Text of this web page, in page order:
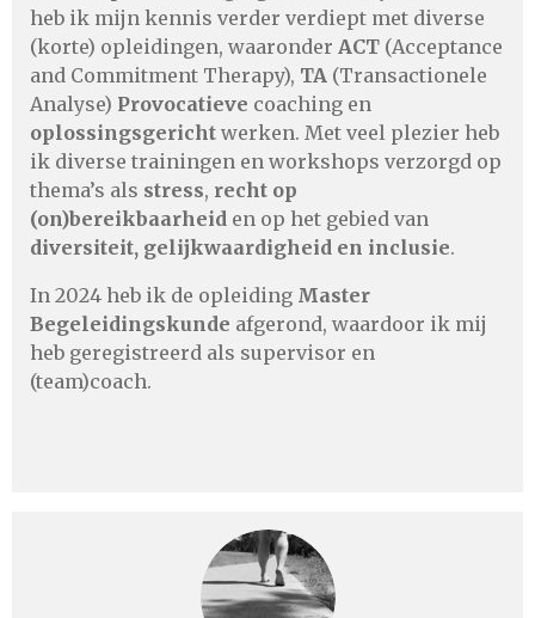
heb ik mijn kennis verder verdiept met diverse
(korte) opleidingen, waaronder ACT (Acceptance
and Commitment Therapy), TA (Transactionele
Analyse) Provocatieve coaching en
oplossingsgericht werken. Met veel plezier heb
ik diverse trainingen en workshops verzorgd op
thema’s als stress, recht op
(on)bereikbaarheid en op het gebied van
diversiteit, gelijkwaardigheid en inclusie.
In 2024 heb ik de opleiding Master
Begeleidingskunde afgerond, waardoor ik mij
heb geregistreerd als supervisor en
(team)coach.